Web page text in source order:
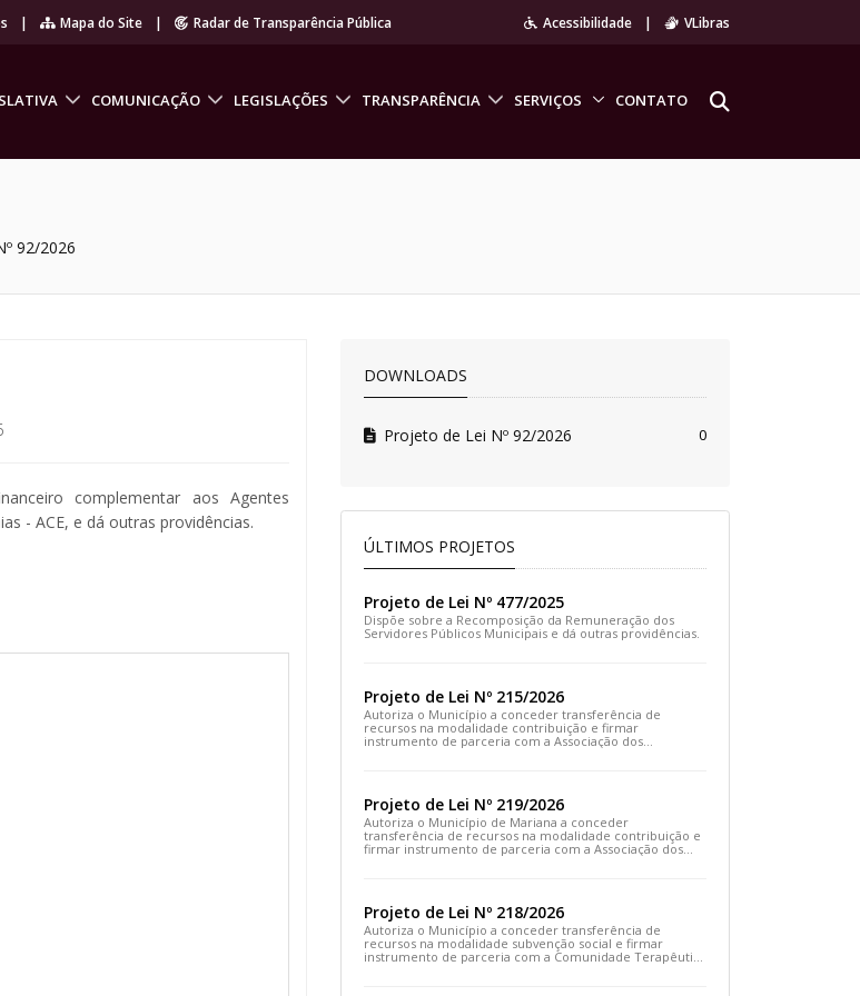
| Mapa do Site | Radar de Transparência Pública Acessibilidade | VLibras
COMUNICAÇÃO LEGISLAÇÕES TRANSPARÊNCIA SERVIÇOS CONTATO
92/2026
complementar aos Agentes
- ACE, e dá outras providências.
DOWNLOADS
Projeto de Lei Nº 92/2026 0
ÚLTIMOS PROJETOS
Projeto de Lei Nº 477/2025
Dispõe sobre a Recomposição da Remuneração dos
Servidores Públicos Municipais e dá outras providências.
Projeto de Lei Nº 215/2026
Autoriza o Município a conceder transferência de
recursos na modalidade contribuição e firmar
instrumento de parceria com a Associação dos
Projeto de Lei Nº 219/2026
Autoriza o Município de Mariana a conceder
transferência de recursos na modalidade contribuição e
firmar instrumento de parceria com a Associação dos
Projeto de Lei Nº 218/2026
Autoriza o Município a conceder transferência de
recursos na modalidade subvenção social e firmar
instrumento de parceria com a Comunidade Terapêutica